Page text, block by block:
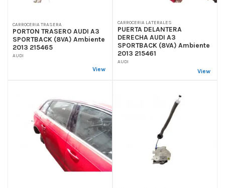
CARROCERIA TRASERA
PORTON TRASERO AUDI A3
SPORTBACK (8VA) Ambiente
2013 215465
AUDI
View
CARROCERIA LATERALES
PUERTA DELANTERA
DERECHA AUDI A3
SPORTBACK (8VA) Ambiente
2013 215461
AUDI
View